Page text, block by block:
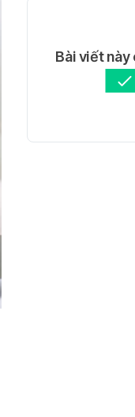
Bài viết này